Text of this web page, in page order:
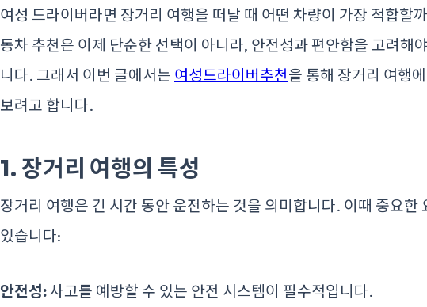
여성 드라이버라면 장거리 여행을 떠날 때 어떤 차량이 가장 적합할
동차 추천은 이제 단순한 선택이 아니라, 안전성과 편안함을 고려해
니다. 그래서 이번 글에서는 여성드라이버추천을 통해 장거리 여행
보려고 합니다.
1. 장거리 여행의 특성
장거리 여행은 긴 시간 동안 운전하는 것을 의미합니다. 이때 중요한
있습니다:
안전성:사고를 예방할 수 있는 안전 시스템이 필수적입니다.